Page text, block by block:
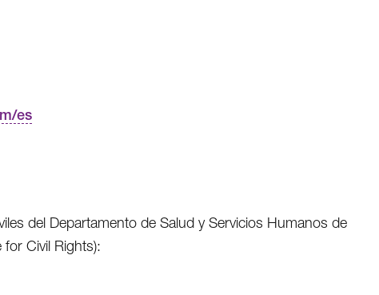
es
del Departamento de Salud y Servicios Humanos de
Civil Rights):